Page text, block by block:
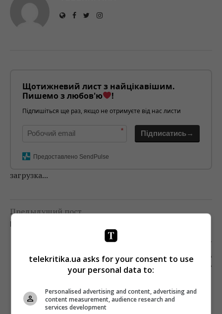
Щотижневий лист з найцікавішим.
Пишемо з любов'ю
!
Підпишіться ще раз, якщо не отримуєте від нас листи
* Підписатись→
Предоставлено SendPulse
загрузка...
Предыдущий пост
Следующий пост
СЛЕДОМ ЗА БУРДУКОВОЙ: АННА ЖИЖА
СТАЛА ЧАСТЬЮ КОМАНДЫ STAR MEDIA
telekritika.ua asks for your consent to use
your personal data to:
Personalised advertising and content, advertising and
content measurement, audience research and
services development